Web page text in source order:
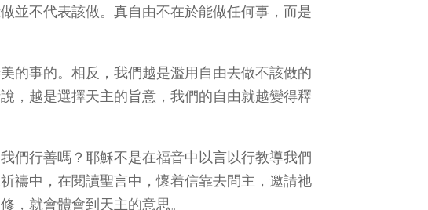
並不代表該做。真自由不在於能做任何事，而是
的事的。相反，我們越是濫用自由去做不該做的
，越是選擇天主的旨意，我們的自由就越變得釋
們行善嗎？耶穌不是在福音中以言以行教導我們
禱中，在閱讀聖言中，懷着信靠去問主，邀請祂
，就會體會到天主的意思。